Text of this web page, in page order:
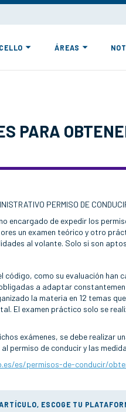
ÁREAS
PARA
PERMISO DE
encargado de expedir los
un examen teórico y otro
al volante. Solo si son
código, como su evaluación han
a adaptar
la materia en 12 temas
El examen práctico solo se
exámenes, se debe realizar
permiso de conducir y las
es/permisos-de-conducir/
ESCOGE TU